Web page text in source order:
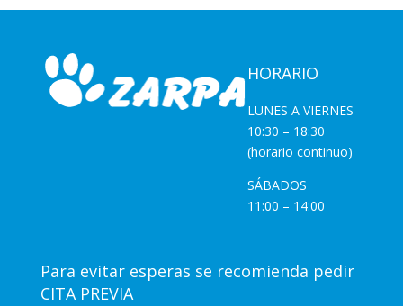
HORARIO
LUNES A VIERNES
10:30 – 18:30
(horario continuo)
SÁBADOS
11:00 – 14:00
Para evitar esperas se recomienda pedir
CITA PREVIA